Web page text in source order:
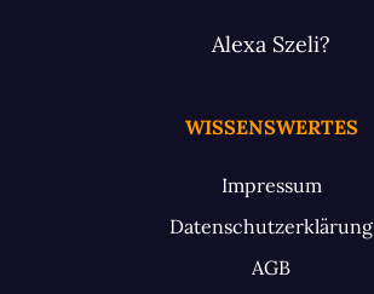
Alexa Szeli?
WISSENSWERTES
Impressum
Datenschutzerklärung
AGB